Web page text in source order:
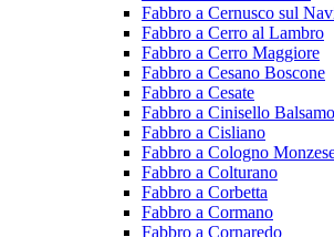
Fabbro a Cernusco sul
Fabbro a Cerro al Lambro
Fabbro a Cerro Maggiore
Fabbro a Cesano Boscone
Fabbro a Cesate
Fabbro a Cinisello Balsamo
Fabbro a Cisliano
Fabbro a Cologno
Fabbro a Colturano
Fabbro a Corbetta
Fabbro a Cormano
Fabbro a Cornaredo